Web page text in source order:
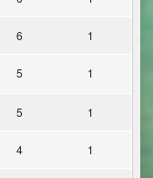
6 1
5 1
5 1
4 1